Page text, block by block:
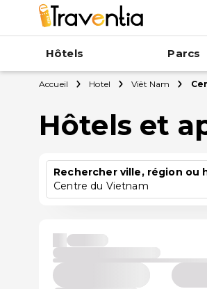
Hôtels Parcs
Accueil Hotel Viêt Nam
Hôtels et
Rechercher ville, région ou
Centre du Vietnam